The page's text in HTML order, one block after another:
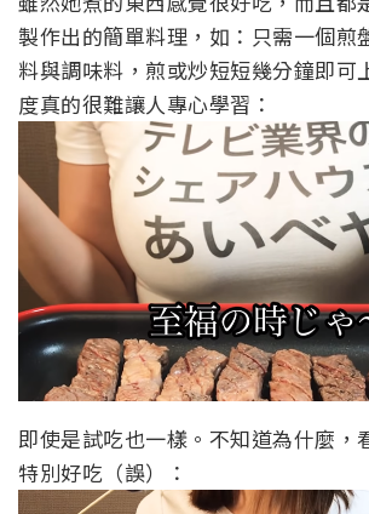
製作出的簡單料理，如：只需一個煎
料與調味料，煎或炒短短幾分鐘即可
度真的很難讓人專心學習：
即使是試吃也一樣。不知道為什麼，
特別好吃（誤）：